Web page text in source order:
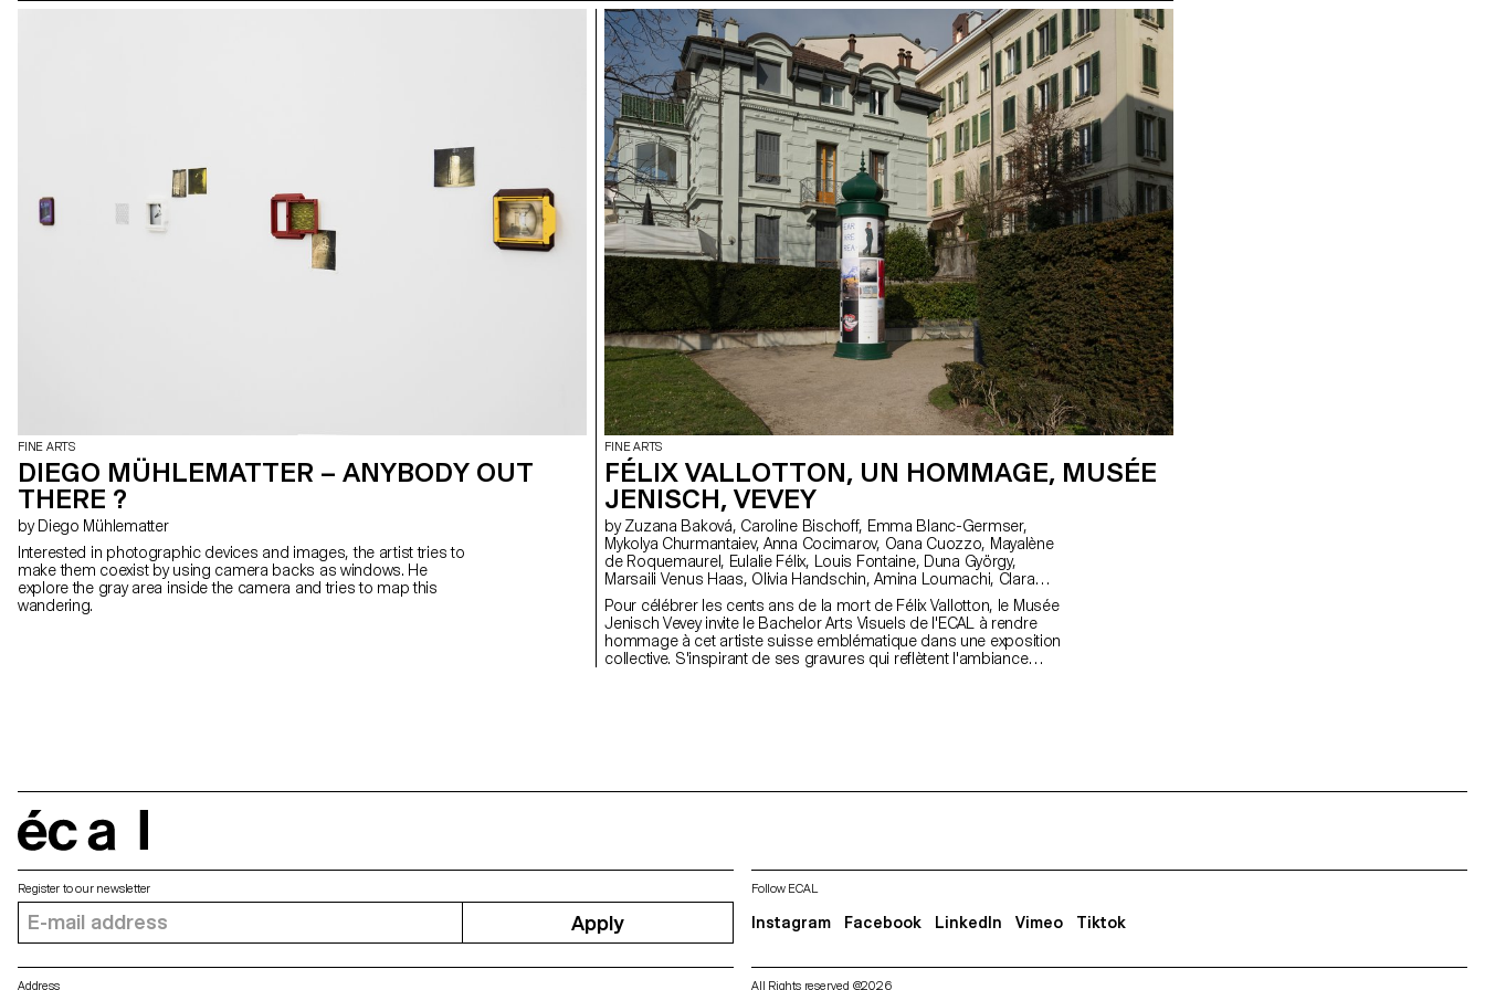
FINE ARTS
DIEGO MÜHLEMATTER – ANYBODY OUT
THERE ?
by Diego Mühlematter
Interested in photographic devices and images, the artist tries to
make them coexist by using camera backs as windows. He
explore the gray area inside the camera and tries to map this
wandering.
FINE ARTS
FÉLIX VALLOTTON, UN HOMMAGE, MUSÉE
JENISCH, VEVEY
by Zuzana Baková, Caroline Bischoff, Emma Blanc-Germser,
Mykolya Churmantaiev, Anna Cocimarov, Oana Cuozzo, Mayalène
de Roquemaurel, Eulalie Félix, Louis Fontaine, Duna György,
Marsaili Venus Haas, Olivia Handschin, Amina Loumachi, Clara
Luna, Céleste Meylan, Diego Mühlematter, Paul Reachi, Baptiste
Schaerer, Charlie Schär, Jamie Soria, Nayla Younes
Pour célébrer les cents ans de la mort de Félix Vallotton, le Musée
Jenisch Vevey invite le Bachelor Arts Visuels de l'ECAL à rendre
hommage à cet artiste suisse emblématique dans une exposition
collective. S'inspirant de ses gravures qui reflètent l'ambiance
Address
Register to our newsletter
Apply
Follow ECAL
Instagram Facebook LinkedIn Vimeo Tiktok
All Rights reserved @2026